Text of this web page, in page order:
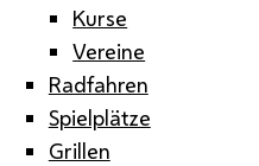
Kurse
Vereine
Radfahren
Spielplätze
Grillen